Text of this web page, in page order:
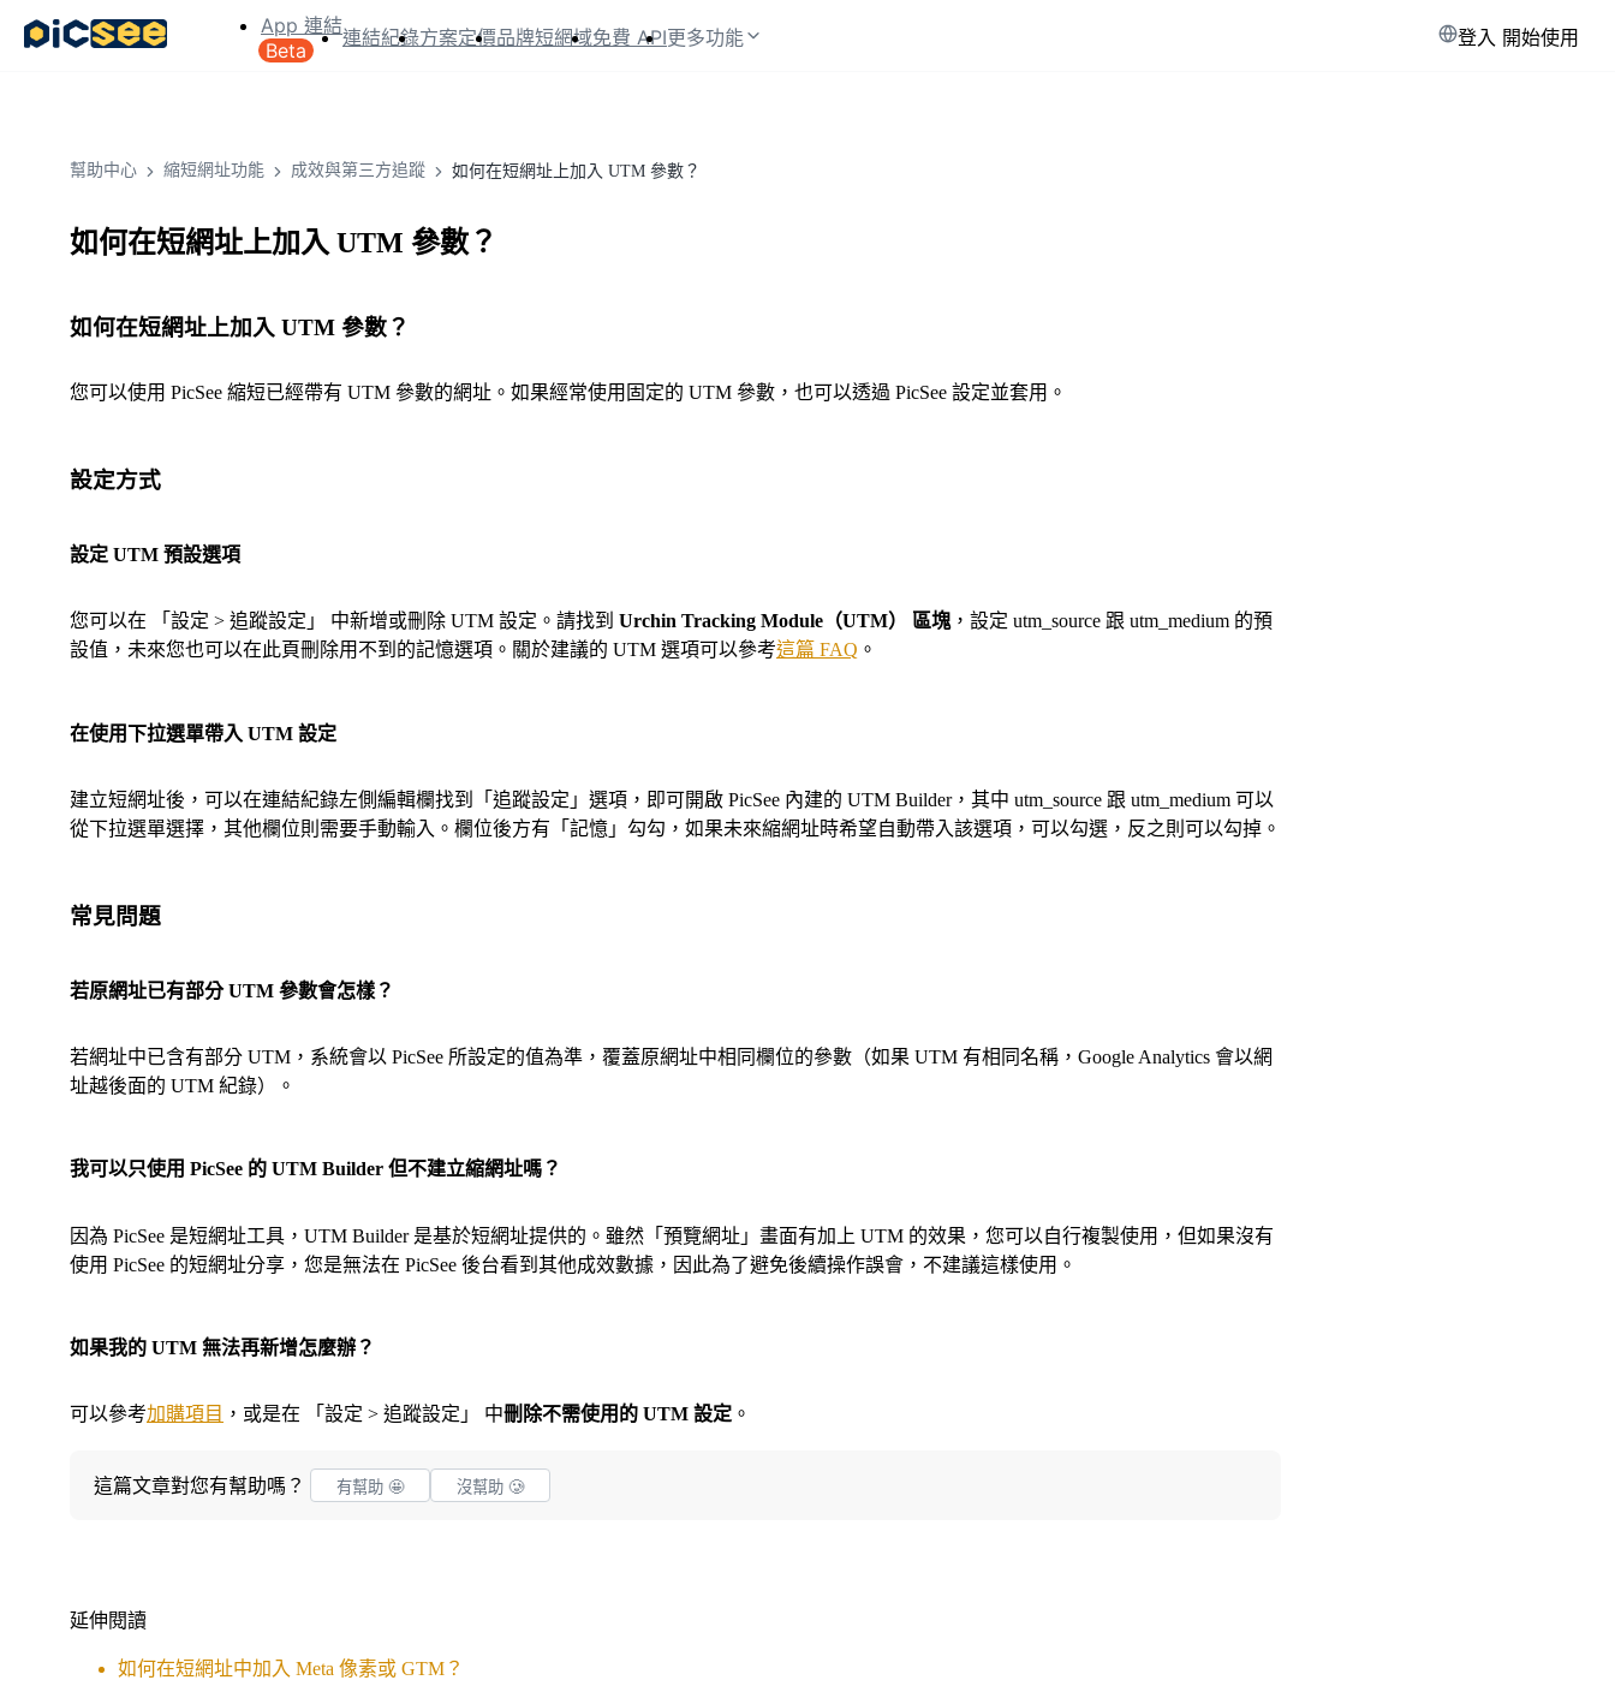
App 連結
Beta
連結紀錄方案定價品牌短網域免費 API更多功能 登入 開始使用
幫助中心 縮短網址功能 成效與第三方追蹤 如何在短網址上加入 UTM 參數？
如何在短網址上加入 UTM 參數？
如何在短網址上加入 UTM 參數？
您可以使用 PicSee 縮短已經帶有 UTM 參數的網址。如果經常使用固定的 UTM 參數，也可以透過 PicSee 設定並套用。
設定方式
設定 UTM 預設選項
您可以在 「設定 > 追蹤設定」 中新增或刪除 UTM 設定。請找到 Urchin Tracking Module（UTM） 區塊 ，設定 utm_source 跟 utm_medium 的預
設值，未來您也可以在此頁刪除用不到的記憶選項。關於建議的 UTM 選項可以參考這篇 FAQ 。
在使用下拉選單帶入 UTM 設定
建立短網址後，可以在連結紀錄左側編輯欄找到「追蹤設定」選項，即可開啟 PicSee 內建的 UTM Builder，其中 utm_source 跟 utm_medium 可以
從下拉選單選擇，其他欄位則需要手動輸入。欄位後方有「記憶」勾勾，如果未來縮網址時希望自動帶入該選項，可以勾選，反之則可以勾掉。
常見問題
若原網址已有部分 UTM 參數會怎樣？
若網址中已含有部分 UTM，系統會以 PicSee 所設定的值為準，覆蓋原網址中相同欄位的參數（如果 UTM 有相同名稱，Google Analytics 會以網
址越後面的 UTM 紀錄）。
我可以只使用 PicSee 的 UTM Builder 但不建立縮網址嗎？
因為 PicSee 是短網址工具，UTM Builder 是基於短網址提供的。雖然「預覽網址」畫面有加上 UTM 的效果，您可以自行複製使用，但如果沒有
使用 PicSee 的短網址分享，您是無法在 PicSee 後台看到其他成效數據，因此為了避免後續操作誤會，不建議這樣使用。
如果我的 UTM 無法再新增怎麼辦？
可以參考加購項目 ，或是在 「設定 > 追蹤設定」 中刪除不需使用的 UTM 設定 。
這篇文章對您有幫助嗎？ 有幫助 🤩 沒幫助 🥲
延伸閱讀
如何在短網址中加入 Meta 像素或 GTM？